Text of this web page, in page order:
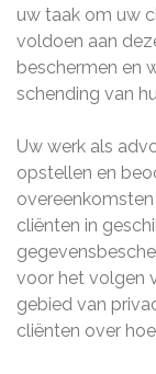
uw taak om uw
voldoen aan
beschermen en
schending van
Uw werk als
opstellen en
cliënten in
voor het volgen
gebied van
cliënten over